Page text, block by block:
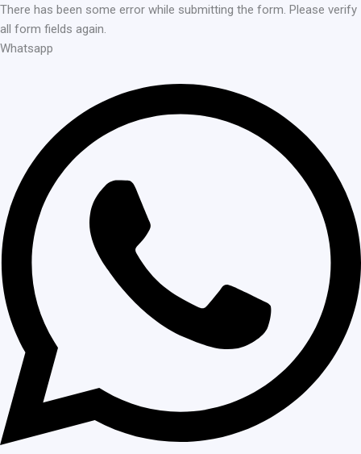
There has been some error while submitting the form. Please verify
all form fields again.
Whatsapp